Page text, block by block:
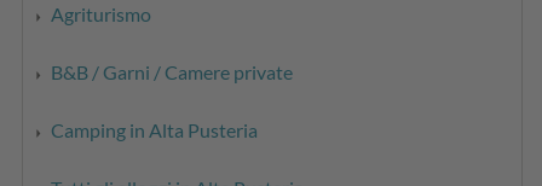
Agriturismo
B&B / Garni / Camere private
Camping in Alta Pusteria